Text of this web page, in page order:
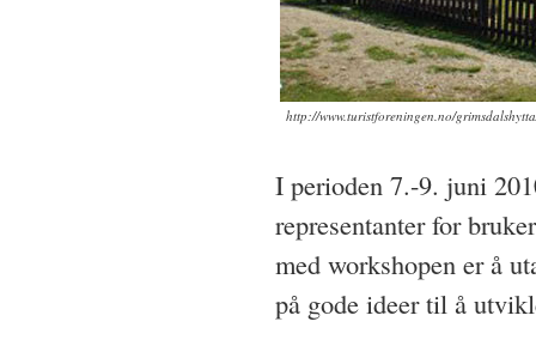
http://www.turistforeningen.no/
I perioden 7.-9. juni
representanter for
med workshopen er å
på gode ideer til å